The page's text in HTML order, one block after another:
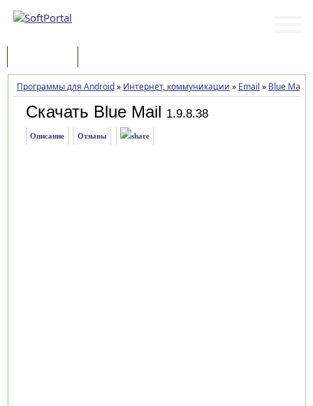
Программы для Android» Интернет, коммуникации » Email » Blue Mail
Скачать Blue Mail 1.9.8.38
Описание Отзывы